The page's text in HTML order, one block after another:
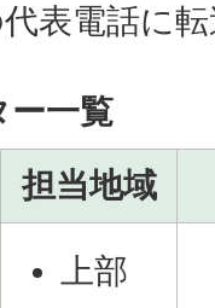
表電話に
ー一覧
担当地域
上部